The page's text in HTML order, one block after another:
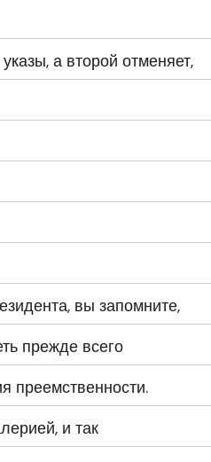
а второй отменяет,
вы запомните,
прежде всего
преемственности.
и так